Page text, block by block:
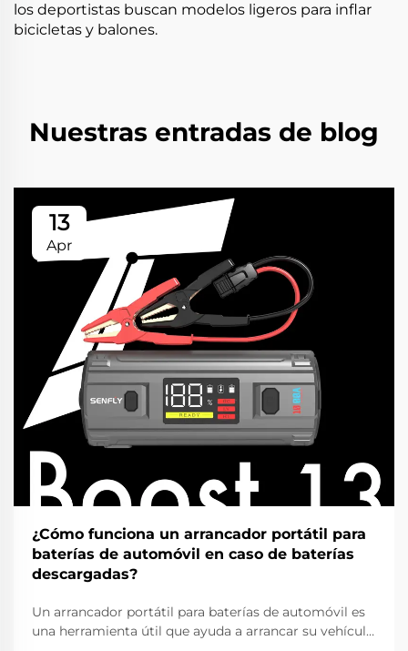
los deportistas buscan modelos ligeros para inflar
bicicletas y balones.
Nuestras entradas de blog
13
Apr
¿Cómo funciona un arrancador portátil para
baterías de automóvil en caso de baterías
descargadas?
Un arrancador portátil para baterías de automóvil es
una herramienta útil que ayuda a arrancar su vehículo